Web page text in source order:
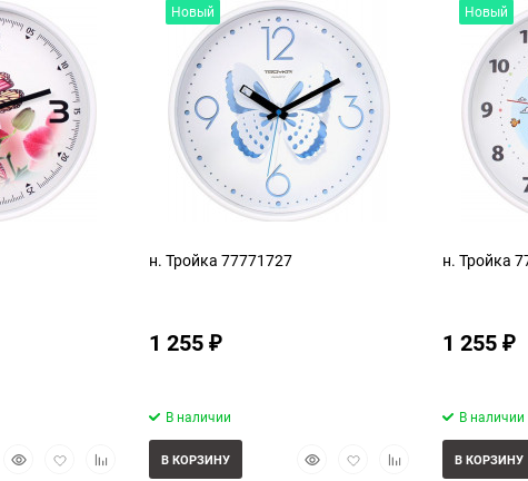
БыстрыйДобавитьДобавить
Новый
н. Тройка 77771727
1 255 ₽
В наличии
БыстрыйДобавитьДобавить
В КОРЗИНУ
Новый
н. Тройка
1 255 ₽
В наличии
В КОРЗИНУ